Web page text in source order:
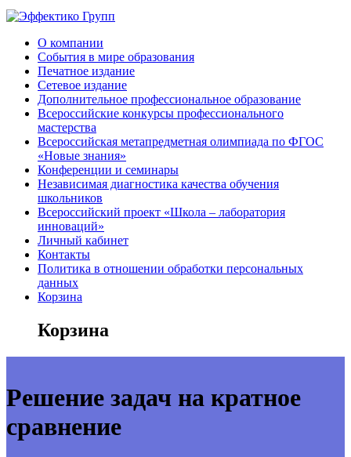
О компании
События в мире образования
Печатное издание
Сетевое издание
Дополнительное профессиональное образование
Всероссийские конкурсы профессионального
мастерства
Всероссийская метапредметная олимпиада по ФГОС
«Новые знания»
Конференции и семинары
Независимая диагностика качества обучения
школьников
Всероссийский проект «Школа – лаборатория
инноваций»
Личный кабинет
Контакты
Политика в отношении обработки персональных
данных
Корзина
Корзина
Решение задач на кратное
сравнение